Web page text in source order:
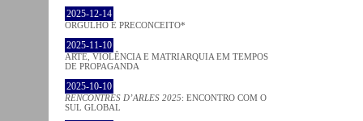
2025-12-14
ORGULHO E PRECONCEITO*
2025-11-10
ARTE, VIOLÊNCIA E MATRIARQUIA EM TEMPOS
DE PROPAGANDA
2025-10-10
RENCONTRES D’ARLES 2025: ENCONTRO COM O
SUL GLOBAL